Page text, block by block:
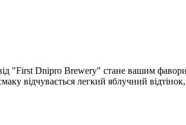
"First Dnipro Brewery" стане вашим
відчувається легкий яблучний відтінок,